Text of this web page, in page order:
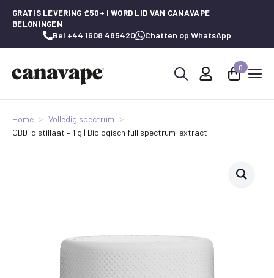
GRATIS LEVERING £50+ | WORD LID VAN CANAVAPE
BELONINGEN
Bel +44 1608 485420 Chatten op WhatsApp
0
Home
Volledig spectrum
CBD-distillaat – 1 g | Biologisch full spectrum-extract